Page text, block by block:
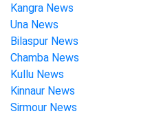
Kangra News
Una News
Bilaspur News
Chamba News
Kullu News
Kinnaur News
Sirmour News